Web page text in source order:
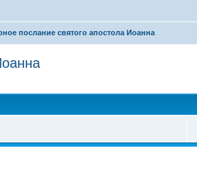
послание святого апостола Иоанна